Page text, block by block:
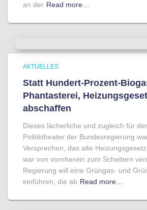
an der Read more…
AKTUELLES
Statt Hundert-Prozent-
Phantasterei,
abschaffen
Dieses lächerliche und zugleich für
Politiktheater der Bundesregierung
Versprechen, das alte
war von vornherein zum Scheitern
Regierung will eine Grüngas- und
einführen, die ab Read more…